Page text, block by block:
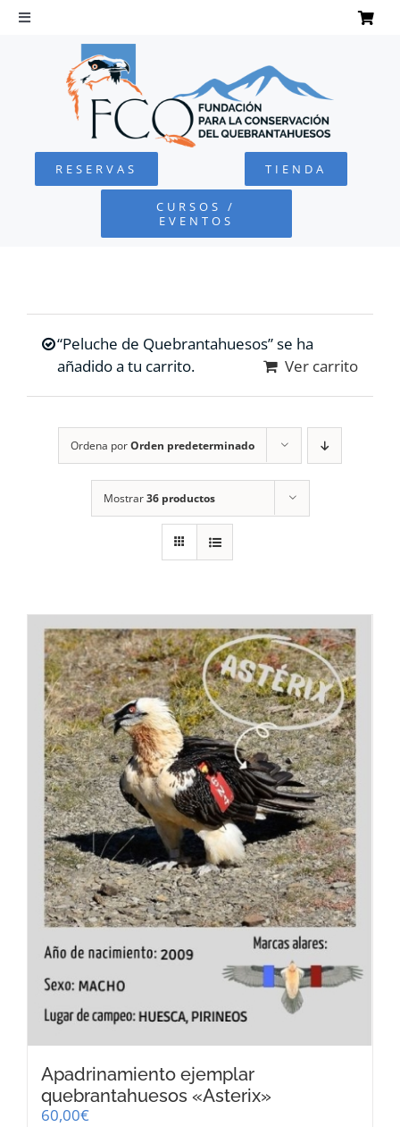
Saltar
Toggle
Navigation
QUEBRANTAHUESOS
FUNDACIÓN
COLABORA
RESERVAS TIENDA
CURSOS /
EVENTOS
“Peluche de Quebrantahuesos” se ha
añadido a tu carrito.
Ver carrito
Ordena porOrden predeterminado
Mostrar36 productos
Apadrinamiento ejemplar
quebrantahuesos «Asterix»
60,00€